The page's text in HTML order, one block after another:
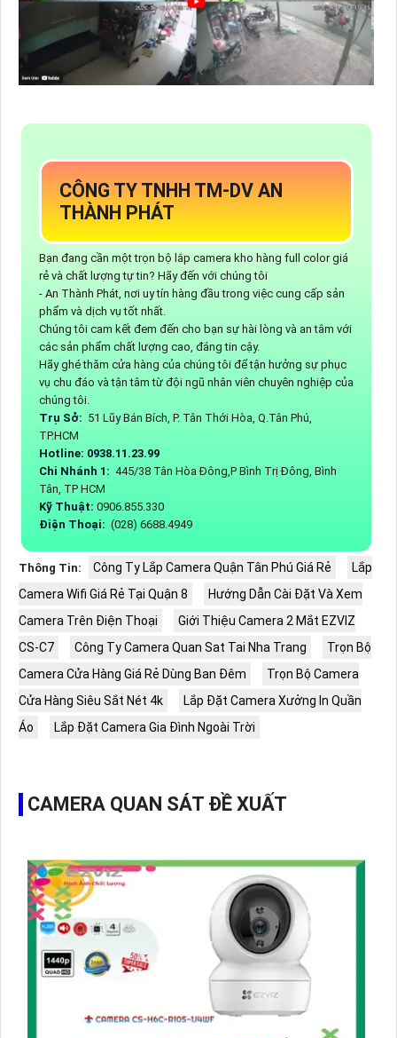
CÔNG TY TNHH TM-DV AN
THÀNH PHÁT
Bạn đang cần một trọn bộ lắp camera kho hàng full color giá
rẻ và chất lượng tự tin? Hãy đến với chúng tôi
- An Thành Phát, nơi uy tín hàng đầu trong việc cung cấp sản
phẩm và dịch vụ tốt nhất.
Chúng tôi cam kết đem đến cho bạn sự hài lòng và an tâm với
các sản phẩm chất lượng cao, đáng tin cậy.
Hãy ghé thăm cửa hàng của chúng tôi để tận hưởng sự phục
vụ chu đáo và tận tâm từ đội ngũ nhân viên chuyên nghiệp của
chúng tôi.
Trụ Sở: 51 Lũy Bán Bích, P. Tân Thới Hòa, Q.Tân Phú,
TP.HCM
Hotline: 0938.11.23.99
Chi Nhánh 1: 445/38 Tân Hòa Đông,P Bình Trị Đông, Bình
Tân, TP HCM
Kỹ Thuật: 0906.855.330
Điện Thoại: (028) 6688.4949
Thông Tin: Công Ty Lắp Camera Quận Tân Phú Giá Rẻ
Lắp
Camera Wifi Giá Rẻ Tại Quận 8
Hướng Dẫn Cài Đặt Và Xem
Camera Trên Điện Thoại
Giới Thiệu Camera 2 Mắt EZVIZ
CS-C7
Công Ty Camera Quan Sat Tai Nha Trang
Trọn Bộ
Camera Cửa Hàng Giá Rẻ Dùng Ban Đêm
Trọn Bộ Camera
Cửa Hàng Siêu Sắt Nét 4k
Lắp Đặt Camera Xưởng In Quần
Áo
Lắp Đặt Camera Gia Đình Ngoài Trời
CAMERA QUAN SÁT ĐỀ XUẤT